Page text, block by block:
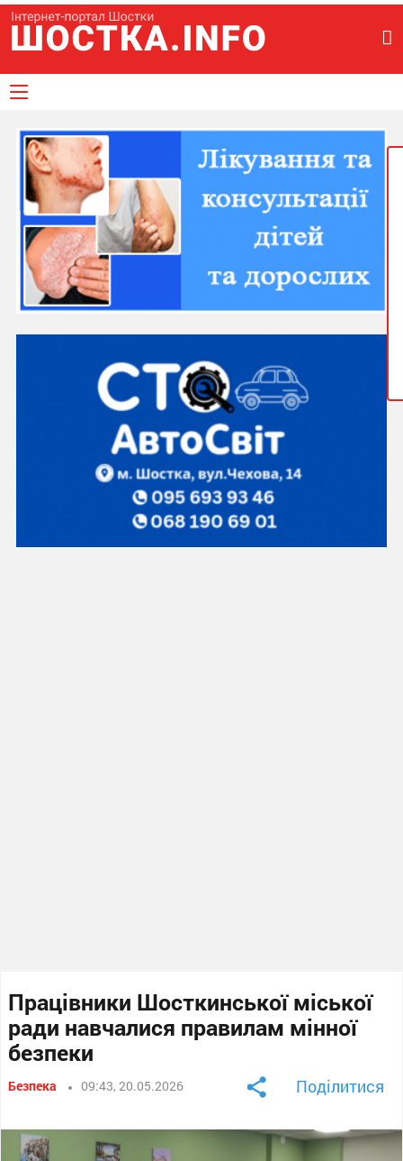
Працівники Шосткинської міської
ради навчалися правилам мінної
безпеки
Безпека 09:43, 20.05.2026 Поділитися